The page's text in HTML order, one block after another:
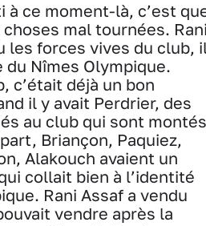
à ce moment-là, c’est
mal tournées.
les forces vives du club,
du Nîmes Olympique.
c’était déjà un bon
il y avait Perdrier, des
au club qui sont montés
Briançon, Paquiez,
Alakouch avaient un
collait bien à l’identité
Rani Assaf a vendu
vendre après la